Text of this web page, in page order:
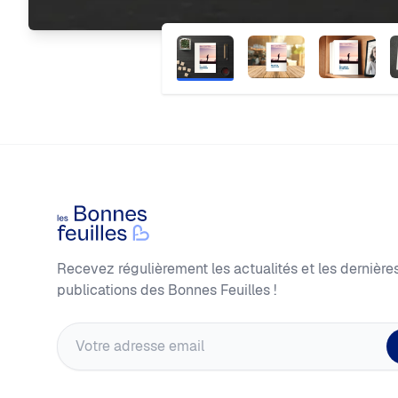
Les Bonnes Feuilles
Recevez régulièrement les actualités et les
publications des Bonnes Feuilles !
Adresse email